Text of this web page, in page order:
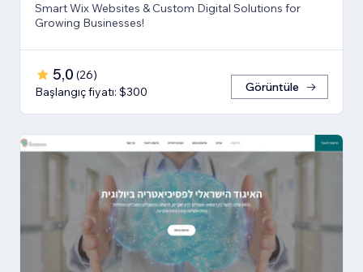
Smart Wix Websites & Custom Digital Solutions for
Growing Businesses!
5,0 (26)
Başlangıç fiyatı: $300
Görüntüle